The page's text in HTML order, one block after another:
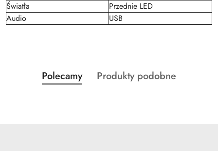
Światła
Przednie LED
Audio
USB
Pomiń karuzelę produktów
Produkty
o
Polecamy
Produkty
Produkty podobne